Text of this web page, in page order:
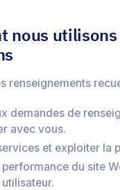
nous
renseignements
demandes de
avec vous.
et exploiter la
du site